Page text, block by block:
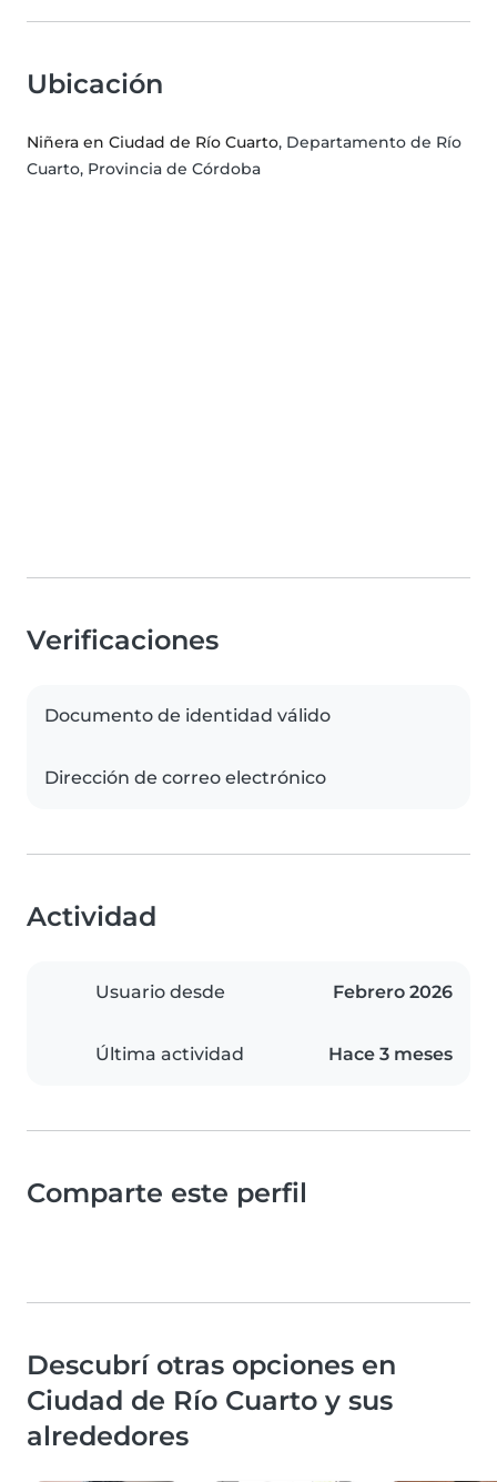
Ubicación
Niñera en Ciudad de Río Cuarto, Departamento de Río
Cuarto, Provincia de Córdoba
Verificaciones
Documento de identidad válido
Dirección de correo electrónico
Actividad
Usuario desde Febrero 2026
Última actividad Hace 3 meses
Comparte este perfil
Descubrí otras opciones en
Ciudad de Río Cuarto y sus
alrededores